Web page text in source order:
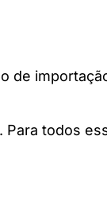
de
Para todos